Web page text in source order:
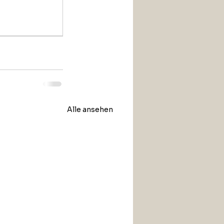
Alle ansehen